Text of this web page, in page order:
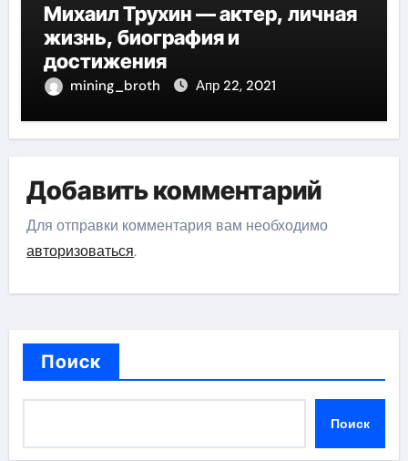
Михаил Трухин — актер, личная
жизнь, биография и
достижения
mining_broth Апр 22, 2021
Добавить комментарий
Для отправки комментария вам необходимо
авторизоваться.
Поиск
Поиск